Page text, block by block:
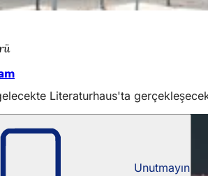
Literaturhaus'ta
Unutmayın